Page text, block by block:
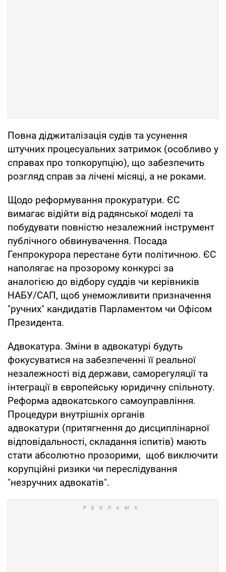
Повна діджиталізація судів та усунення
штучних процесуальних затримок (особливо у
справах про топкорупцію), що забезпечить
розгляд справ за лічені місяці, а не роками.
Щодо реформування прокуратури. ЄС
вимагає відійти від радянської моделі та
побудувати повністю незалежний інструмент
публічного обвинувачення. Посада
Генпрокурора перестане бути політичною. ЄС
наполягає на прозорому конкурсі за
аналогією до відбору суддів чи керівників
НАБУ/САП, щоб унеможливити призначення
"ручних" кандидатів Парламентом чи Офісом
Президента.
Адвокатура. Зміни в адвокатурі будуть
фокусуватися на забезпеченні її реальної
незалежності від держави, саморегуляції та
інтеграції в європейську юридичну спільноту.
Реформа адвокатського самоуправління.
Процедури внутрішніх органів
адвокатури (притягнення до дисциплінарної
відповідальності, складання іспитів) мають
стати абсолютно прозорими, щоб виключити
корупційні ризики чи переслідування
"незручних адвокатів".